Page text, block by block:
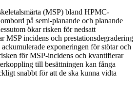
(MSP) bland HPMC-
på semi-planande och planande
ökar risken för nedsatt
MSP incidens och prestationsdegradering
exponeringen för stötar och
för MSP-incidens och kvantifierar
till besättningen kan fånga
snabbt för att de ska kunna vidta